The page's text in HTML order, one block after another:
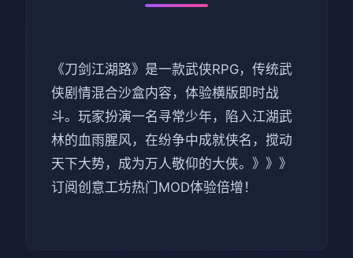
《刀剑江湖路》是一款武侠RPG，传统武
侠剧情混合沙盒内容，体验横版即时战
斗。玩家扮演一名寻常少年，陷入江湖武
林的血雨腥风，在纷争中成就侠名，搅动
天下大势，成为万人敬仰的大侠。》》》
订阅创意工坊热门MOD体验倍增！